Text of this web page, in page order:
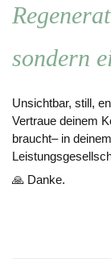
sondern
Unsichtbar, still,
Vertraue deinem
braucht– in
🙏 Danke.